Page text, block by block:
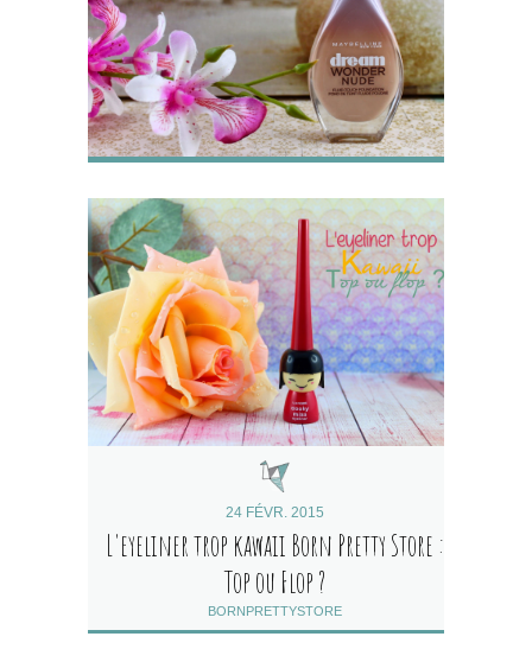
24 FÉVR. 2015
L'eyeliner trop kawaii Born Pretty Store :
Top ou Flop ?
BORNPRETTYSTORE